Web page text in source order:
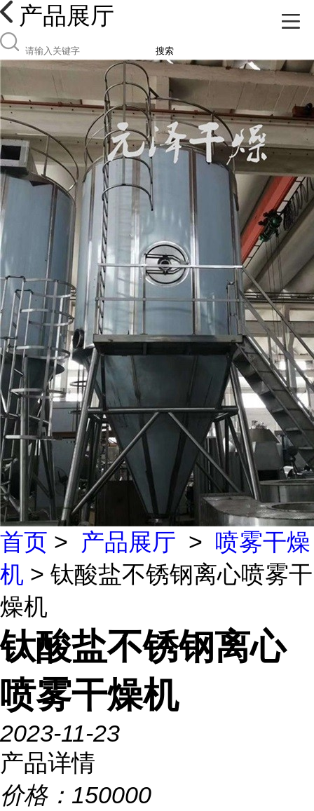
产品展厅
搜索
首页 > 产品展厅 > 喷雾干燥
机 > 钛酸盐不锈钢离心喷雾干
燥机
钛酸盐不锈钢离心
喷雾干燥机
2023-11-23
产品详情
价格： 150000